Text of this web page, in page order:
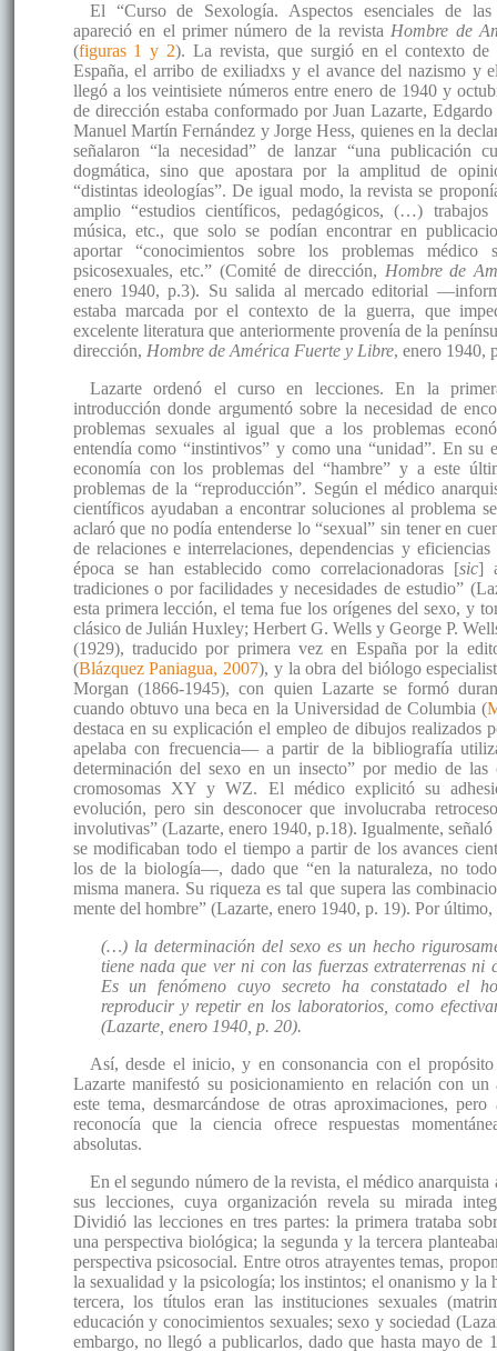
El “Curso de Sexología. Aspectos esenciales de las
apareció en el primer número de la revista Hombre de
(figuras 1 y 2). La revista, que surgió en el contexto de
España, el arribo de exiliadxs y el avance del nazismo y
llegó a los veintisiete números entre enero de 1940 y
de dirección estaba conformado por Juan Lazarte,
Manuel Martín Fernández y Jorge Hess, quienes en la
señalaron “la necesidad” de lanzar “una publicación
dogmática, sino que apostara por la amplitud de
“distintas ideologías”. De igual modo, la revista se
amplio “estudios científicos, pedagógicos, (…) trabajos
música, etc., que solo se podían encontrar en
aportar “conocimientos sobre los problemas médico
psicosexuales, etc.” (Comité de dirección, Hombre de
enero 1940, p.3). Su salida al mercado editorial
estaba marcada por el contexto de la guerra, que
excelente literatura que anteriormente provenía de la
dirección, Hombre de América Fuerte y Libre, enero 1940,
Lazarte ordenó el curso en lecciones. En la
introducción donde argumentó sobre la necesidad de
problemas sexuales al igual que a los problemas
entendía como “instintivos” y como una “unidad”. En su
economía con los problemas del “hambre” y a este
problemas de la “reproducción”. Según el médico
científicos ayudaban a encontrar soluciones al problema
aclaró que no podía entenderse lo “sexual” sin tener en
de relaciones e interrelaciones, dependencias y
época se han establecido como correlacionadoras [sic]
tradiciones o por facilidades y necesidades de estudio”
esta primera lección, el tema fue los orígenes del sexo, y
clásico de Julián Huxley; Herbert G. Wells y George P.
(1929), traducido por primera vez en España por la
(Blázquez Paniagua, 2007), y la obra del biólogo
Morgan (1866-1945), con quien Lazarte se formó
cuando obtuvo una beca en la Universidad de Columbia (
destaca en su explicación el empleo de dibujos
apelaba con frecuencia— a partir de la bibliografía
determinación del sexo en un insecto” por medio de las
cromosomas XY y WZ. El médico explicitó su
evolución, pero sin desconocer que involucraba
involutivas” (Lazarte, enero 1940, p.18). Igualmente,
se modificaban todo el tiempo a partir de los avances
los de la biología—, dado que “en la naturaleza, no
misma manera. Su riqueza es tal que supera las
mente del hombre” (Lazarte, enero 1940, p. 19). Por
(…) la determinación del sexo es un hecho
tiene nada que ver ni con las fuerzas extraterrenas ni
Es un fenómeno cuyo secreto ha constatado el
reproducir y repetir en los laboratorios, como
(Lazarte, enero 1940, p. 20).
Así, desde el inicio, y en consonancia con el
Lazarte manifestó su posicionamiento en relación con
este tema, desmarcándose de otras aproximaciones,
reconocía que la ciencia ofrece respuestas
absolutas.
En el segundo número de la revista, el médico anarquista
sus lecciones, cuya organización revela su mirada
Dividió las lecciones en tres partes: la primera trataba
una perspectiva biológica; la segunda y la tercera
perspectiva psicosocial. Entre otros atrayentes temas,
la sexualidad y la psicología; los instintos; el onanismo y la
tercera, los títulos eran las instituciones sexuales
educación y conocimientos sexuales; sexo y sociedad
embargo, no llegó a publicarlos, dado que hasta mayo de